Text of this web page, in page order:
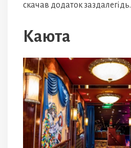
скачав додаток заздалегідь.
Каюта